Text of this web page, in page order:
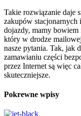
Takie rozwiązanie daje
zakupów stacjonarnych
dojazdy, mamy bowiem
który w drodze
nasze pytania. Tak, jak
zamawianiu części
przez Internet są więc
skuteczniejsze.
Pokrewne wpisy